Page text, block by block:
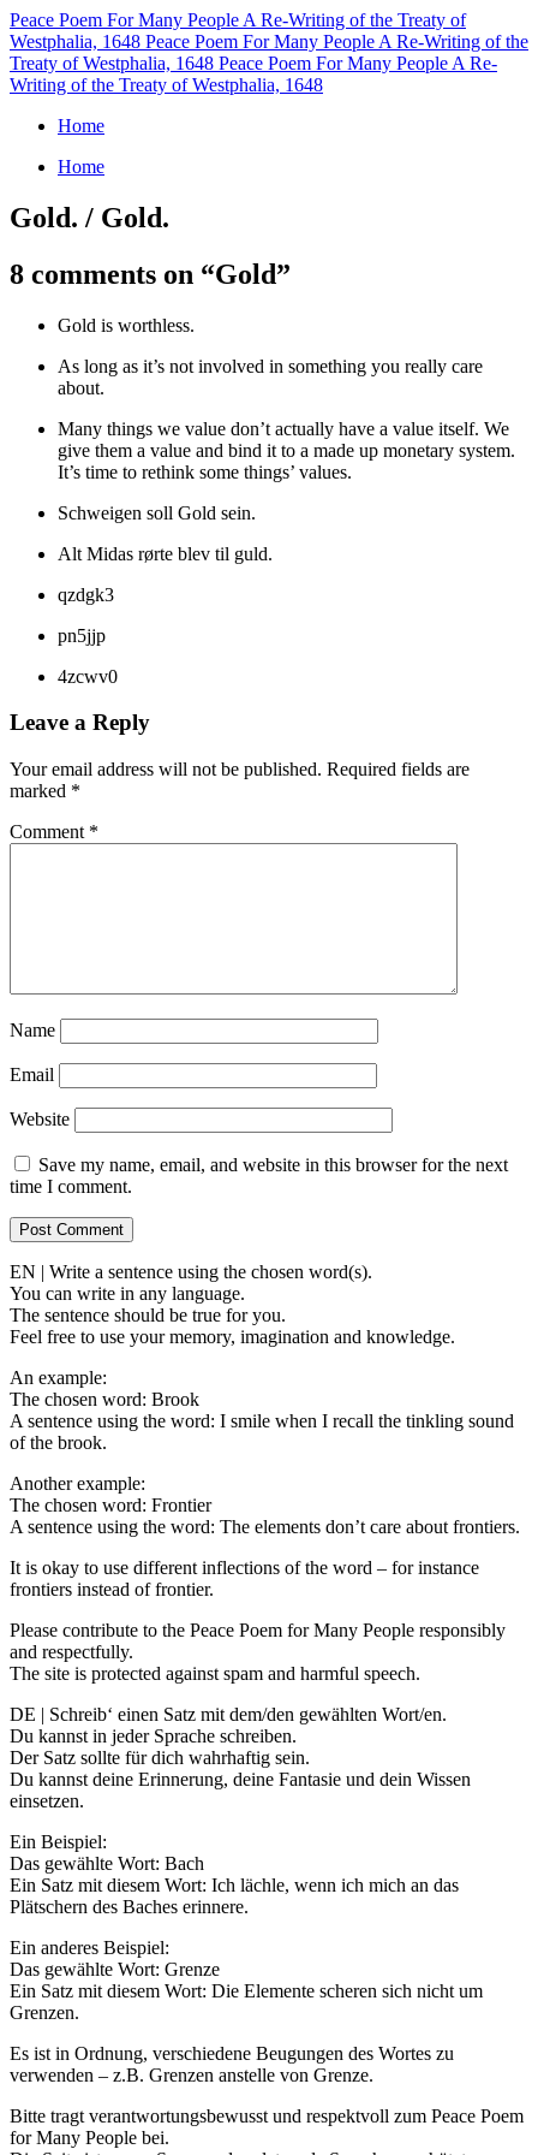
Peace Poem For Many People A Re-Writing of the Treaty of
Westphalia, 1648 Peace Poem For Many People A Re-Writing of the
Treaty of Westphalia, 1648 Peace Poem For Many People A Re-
Writing of the Treaty of Westphalia, 1648
Home
Home
Gold. / Gold.
8 comments on “Gold”
Gold is worthless.
As long as it’s not involved in something you really care
about.
Many things we value don’t actually have a value itself. We
give them a value and bind it to a made up monetary system.
It’s time to rethink some things’ values.
Schweigen soll Gold sein.
Alt Midas rørte blev til guld.
qzdgk3
pn5jjp
4zcwv0
Leave a Reply
Your email address will not be published. Required fields are
marked *
Comment *
Name
Email
Website
Save my name, email, and website in this browser for the next
time I comment.
EN | Write a sentence using the chosen word(s).
You can write in any language.
The sentence should be true for you.
Feel free to use your memory, imagination and knowledge.
An example:
The chosen word: Brook
A sentence using the word: I smile when I recall the tinkling sound
of the brook.
Another example:
The chosen word: Frontier
A sentence using the word: The elements don’t care about frontiers.
It is okay to use different inflections of the word – for instance
frontiers instead of frontier.
Please contribute to the Peace Poem for Many People responsibly
and respectfully.
The site is protected against spam and harmful speech.
DE | Schreib‘ einen Satz mit dem/den gewählten Wort/en.
Du kannst in jeder Sprache schreiben.
Der Satz sollte für dich wahrhaftig sein.
Du kannst deine Erinnerung, deine Fantasie und dein Wissen
einsetzen.
Ein Beispiel:
Das gewählte Wort: Bach
Ein Satz mit diesem Wort: Ich lächle, wenn ich mich an das
Plätschern des Baches erinnere.
Ein anderes Beispiel:
Das gewählte Wort: Grenze
Ein Satz mit diesem Wort: Die Elemente scheren sich nicht um
Grenzen.
Es ist in Ordnung, verschiedene Beugungen des Wortes zu
verwenden – z.B. Grenzen anstelle von Grenze.
Bitte tragt verantwortungsbewusst und respektvoll zum Peace Poem
for Many People bei.